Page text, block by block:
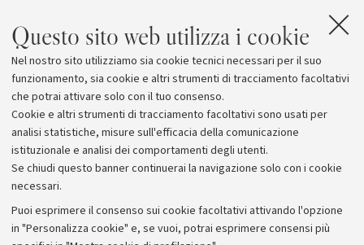
Questo sito web utilizza i cookie
Nel nostro sito utilizziamo sia cookie tecnici necessari per il suo
funzionamento, sia cookie e altri strumenti di tracciamento facoltativi
che potrai attivare solo con il tuo consenso.
Cookie e altri strumenti di tracciamento facoltativi sono usati per
analisi statistiche, misure sull'efficacia della comunicazione
istituzionale e analisi dei comportamenti degli utenti.
Se chiudi questo banner continuerai la navigazione solo con i cookie
necessari.
Puoi esprimere il consenso sui cookie facoltativi attivando l'opzione
in "Personalizza cookie" e, se vuoi, potrai esprimere consensi più
A seguire,Lucio Caracciolo terrà una conferenza
dal
titolo "Europa terra di contesa: il ruolo del vecchio
continente nel nuovo disordine mondiale", moderata
dal prof. Stefano Bianchini (nell'aula 4 TH).
Archivio
Comunicati stampa